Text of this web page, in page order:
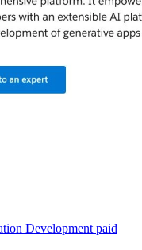
Development paid